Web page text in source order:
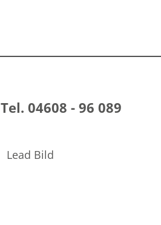
Tel. 04608 - 96 089